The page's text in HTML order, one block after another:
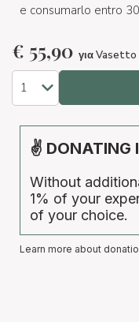
e consumarlo entro
€ 55,90 για Vasetto
✌ DONATING
Without
1% of your
of your choice.
Learn more about